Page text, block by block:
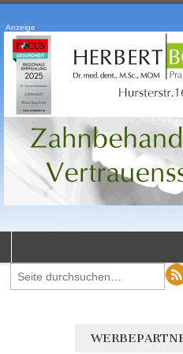
Anzeige